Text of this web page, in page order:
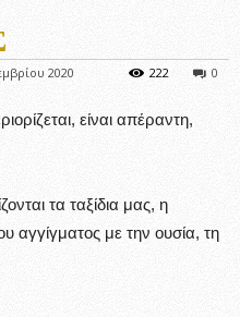
2020 0
222
είναι απέραντη,
τα ταξίδια μας, η
αγγίγματος με την ουσία, τη